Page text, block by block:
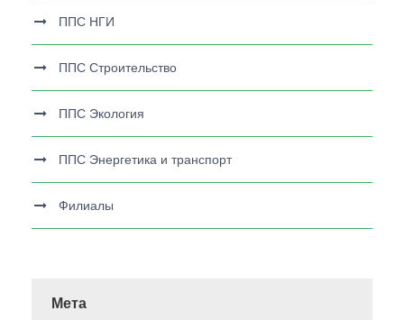
ППС НГИ
ППС Строительство
ППС Экология
ППС Энергетика и транспорт
Филиалы
Мета